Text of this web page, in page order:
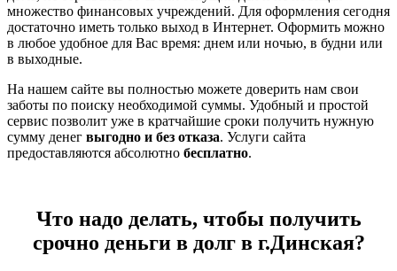
множество финансовых учреждений. Для оформления сегодня
достаточно иметь только выход в Интернет. Оформить можно
в любое удобное для Вас время: днем или ночью, в будни или
в выходные.
На нашем сайте вы полностью можете доверить нам свои
заботы по поиску необходимой суммы. Удобный и простой
сервис позволит уже в кратчайшие сроки получить нужную
сумму денег выгодно и без отказа. Услуги сайта
предоставляются абсолютно бесплатно.
Что надо делать, чтобы получить
срочно деньги в долг в г.Динская?